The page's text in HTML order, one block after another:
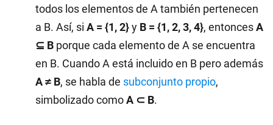
todos los elementos de A también pertenecen
a B. Así, si A = {1, 2}y B = {1, 2, 3, 4}, entoncesA
⊆ B porque cada elemento de A se encuentra
en B. Cuando A está incluido en B pero además
A ≠ B, se habla de subconjunto propio,
simbolizado comoA ⊂ B.